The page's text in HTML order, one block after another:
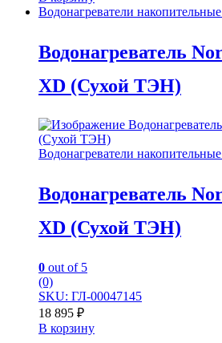
Водонагреватели
Водонагреватель
XD (Сухой ТЭН)
Водонагреватели
Водонагреватель
XD (Сухой ТЭН)
0 out of 5
(0)
SKU: ГЛ-00047145
18 895 ₽
В корзину